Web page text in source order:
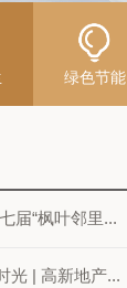
绿色节能
届“枫叶邻里...
光 | 高新地产...